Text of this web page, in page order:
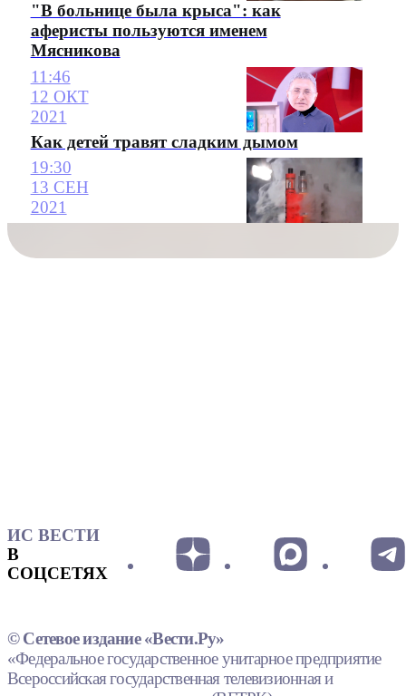
"В больнице была крыса": как
аферисты пользуются именем
Мясникова
11:46
12 ОКТ
2021
Как детей травят сладким дымом
19:30
13 СЕН
2021
ИС ВЕСТИ
В
СОЦСЕТЯХ
© Сетевое издание «Вести.Ру»
«Федеральное государственное унитарное предприятие
Всероссийская государственная телевизионная и